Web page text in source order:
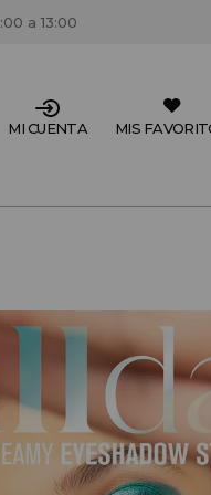
estétca,
exclusivas.
a 13:00
MIS
MI CUENTA